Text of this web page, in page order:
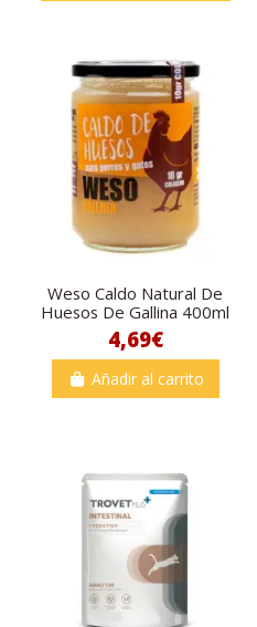
Weso Caldo Natural De
Huesos De Gallina 400ml
4,69€
Añadir al carrito